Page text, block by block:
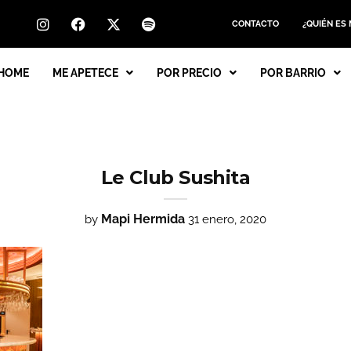
CONTACTO ¿QUIÉN ES
ME APETECE POR PRECIO POR BARRIO
Le Club Sushita
by Mapi Hermida 31 enero, 2020